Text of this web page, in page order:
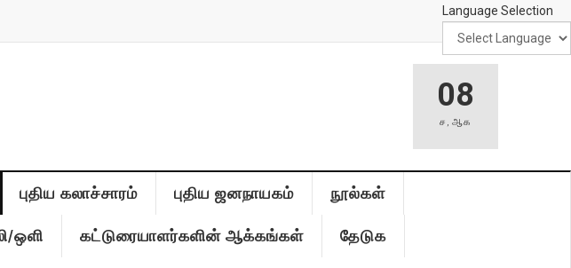
Language Selection
08
ச , ஆக
புதிய கலாச்சாரம் புதிய ஜனநாயகம் நூல்கள்
ஒளி கட்டுரையாளர்களின் ஆக்கங்கள் தேடுக